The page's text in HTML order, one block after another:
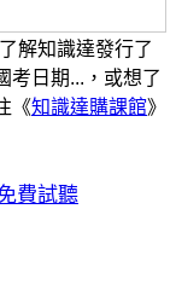
解知識達發行了
考日期...，或想了
《知識達購課館》
費試聽